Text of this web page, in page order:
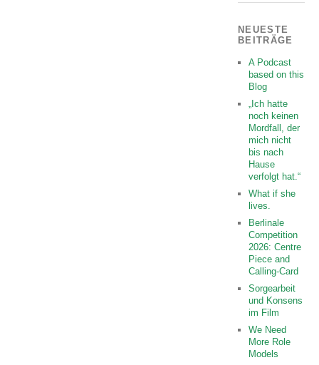
NEUESTE
BEITRÄGE
A Podcast
based on this
Blog
„Ich hatte
noch keinen
Mordfall, der
mich nicht
bis nach
Hause
verfolgt hat.“
What if she
lives.
Berlinale
Competition
2026: Centre
Piece and
Calling-Card
Sorgearbeit
und Konsens
im Film
We Need
More Role
Models